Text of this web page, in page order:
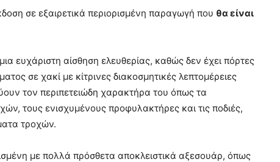
σε εξαιρετικά περιορισμένη παραγωγή που θα είναι
ευχάριστη αίσθηση ελευθερίας, καθώς δεν έχει πόρτες
σε χακί με κίτρινες διακοσμητικές λεπτομέρειες
τον περιπετειώδη χαρακτήρα του όπως τα
τους ενισχυμένους προφυλακτήρες και τις ποδιές,
τροχών.
με πολλά πρόσθετα αποκλειστικά αξεσουάρ, όπως